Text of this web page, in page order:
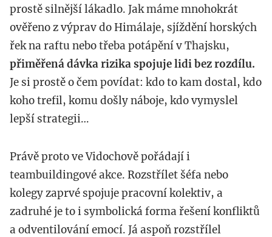
prostě silnější lákadlo. Jak máme mnohokrát
ověřeno z výprav do Himálaje, sjíždění horských
řek na raftu nebo třeba potápění v Thajsku,
přiměřená dávka rizika spojuje lidi bez rozdílu.
Je si prostě o čem povídat: kdo to kam dostal, kdo
koho trefil, komu došly náboje, kdo vymyslel
lepší strategii…
Právě proto ve Vidochově pořádají i
teambuildingové akce. Rozstřílet šéfa nebo
kolegy zaprvé spojuje pracovní kolektiv, a
zadruhé je to i symbolická forma řešení konfliktů
a odventilování emocí. Já aspoň rozstřílel